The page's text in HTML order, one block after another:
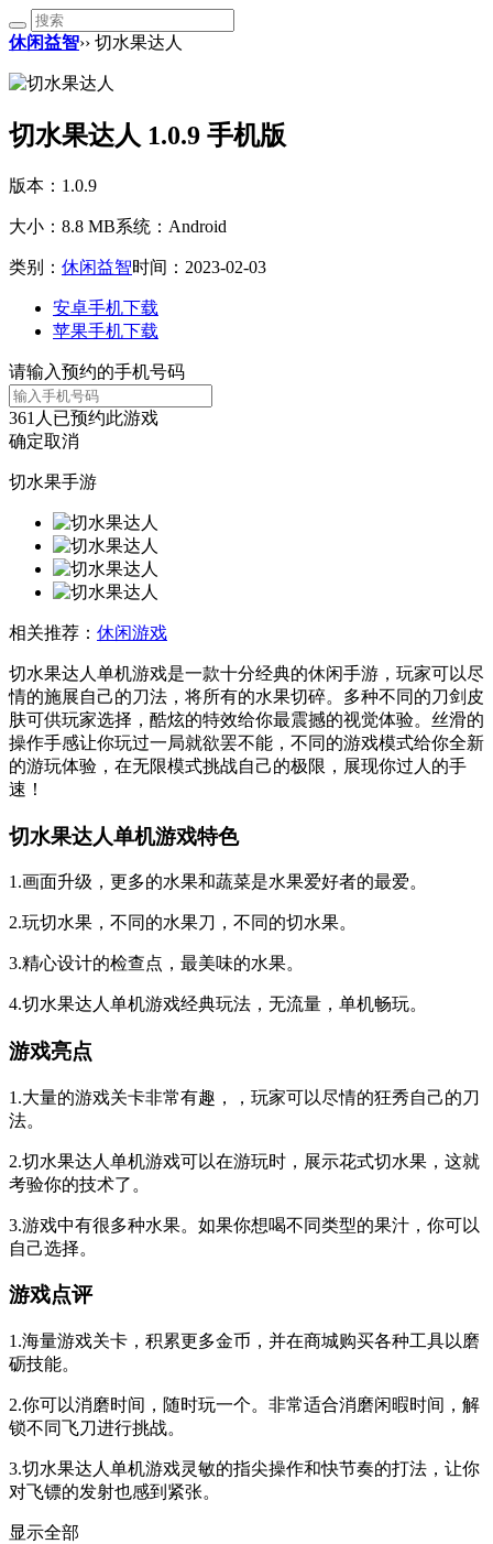
休闲益智›› 切水果达人
切水果达人 1.0.9 手机版
版本：1.0.9
大小：8.8 MB系统：Android
类别： 休闲益智时间：2023-02-03
安卓手机下载
苹果手机下载
请输入预约的手机号码
361 人已预约此游戏
确定取消
切水果手游
相关推荐： 休闲游戏
切水果达人单机游戏是一款十分经典的休闲手游，玩家可以尽
情的施展自己的刀法，将所有的水果切碎。多种不同的刀剑皮
肤可供玩家选择，酷炫的特效给你最震撼的视觉体验。丝滑的
操作手感让你玩过一局就欲罢不能，不同的游戏模式给你全新
的游玩体验，在无限模式挑战自己的极限，展现你过人的手
速！
切水果达人单机游戏特色
1.画面升级，更多的水果和蔬菜是水果爱好者的最爱。
2.玩切水果，不同的水果刀，不同的切水果。
3.精心设计的检查点，最美味的水果。
4.切水果达人单机游戏经典玩法，无流量，单机畅玩。
游戏亮点
1.大量的游戏关卡非常有趣，，玩家可以尽情的狂秀自己的刀
法。
2.切水果达人单机游戏可以在游玩时，展示花式切水果，这就
考验你的技术了。
3.游戏中有很多种水果。如果你想喝不同类型的果汁，你可以
自己选择。
游戏点评
1.海量游戏关卡，积累更多金币，并在商城购买各种工具以磨
砺技能。
2.你可以消磨时间，随时玩一个。非常适合消磨闲暇时间，解
锁不同飞刀进行挑战。
3.切水果达人单机游戏灵敏的指尖操作和快节奏的打法，让你
对飞镖的发射也感到紧张。
显示全部